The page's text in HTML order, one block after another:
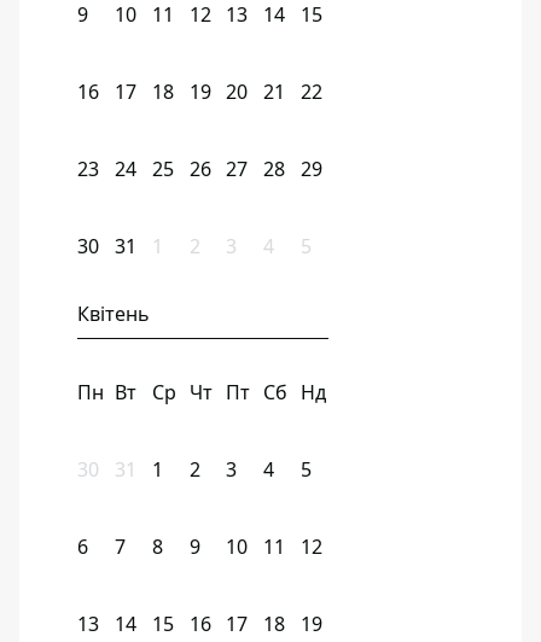
9 10 11 12 13 14 15
16 17 18 19 20 21 22
23 24 25 26 27 28 29
30 31 1 2 3 4 5
Квітень
Пн Вт Ср Чт Пт Сб Нд
30 31 1 2 3 4 5
6 7 8 9 10 11 12
13 14 15 16 17 18 19